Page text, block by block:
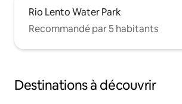
Rio Lento Water Park
Recommandé par 5 habitants
Destinations à découvrir